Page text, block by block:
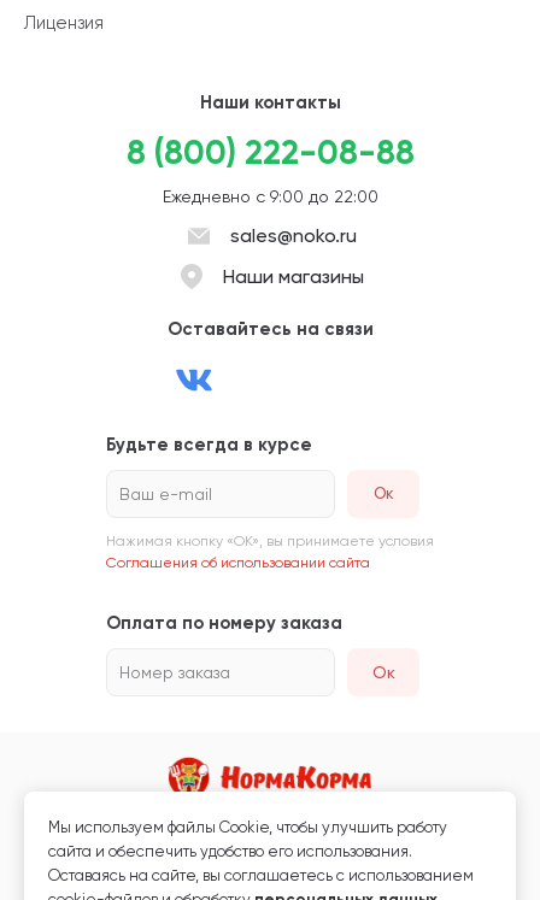
Лицензия
Наши контакты
8 (800) 222-08-88
Ежедневно с 9:00 до 22:00
sales@noko.ru
Наши магазины
Оставайтесь на связи
Будьте всегда в курсе
Ваш e-mail
Нажимая кнопку «ОК», вы принимаете условия
Соглашения об использовании сайта
Оплата по номеру заказа
Номер заказа Ок
Магазин кормов для животных и ветаптека
Любая информация, размещённая на сайте, не является публичной
офертой.
Мы используем файлы Сookie, чтобы улучшить работу
сайта и обеспечить удобство его использования.
Оставаясь на сайте, вы соглашаетесь с использованием